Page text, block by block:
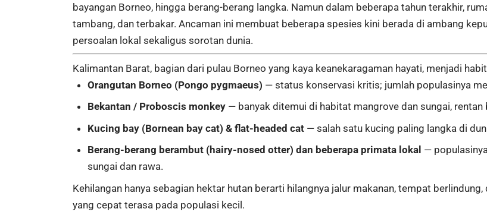
bayangan Borneo, hingga berang-berang langka. Namun dalam beberapa tahun terakhir,
tambang, dan terbakar. Ancaman ini membuat beberapa spesies kini berada di ambang
persoalan lokal sekaligus sorotan dunia.
Kalimantan Barat, bagian dari pulau Borneo yang kaya keanekaragaman hayati, menjadi
Orangutan Borneo (Pongo pygmaeus) — status konservasi kritis; jumlah populasinya
Bekantan / Proboscis monkey — banyak ditemui di habitat mangrove dan sungai,
Kucing bay (Bornean bay cat) & flat-headed cat — salah satu kucing paling langka di
Berang-berang berambut (hairy-nosed otter) dan beberapa primata lokal —
sungai dan rawa.
Kehilangan hanya sebagian hektar hutan berarti hilangnya jalur makanan, tempat
yang cepat terasa pada populasi kecil.